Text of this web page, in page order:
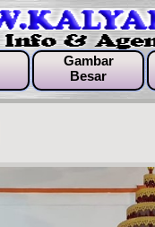
Gambar
Besar